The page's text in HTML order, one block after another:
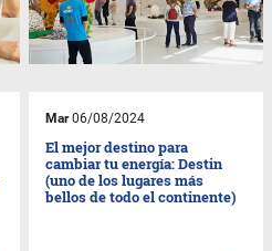
Mar06/08/2024
El mejor destino para
cambiar tu energía: Destin
(uno de los lugares más
bellos de todo el continente)